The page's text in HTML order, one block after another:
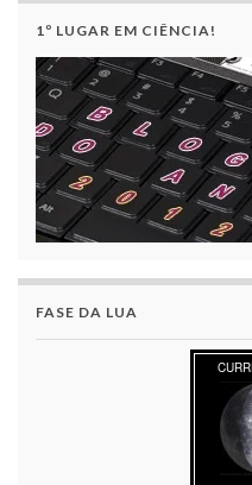
1º LUGAR EM CIÊNCIA!
FASE DA LUA